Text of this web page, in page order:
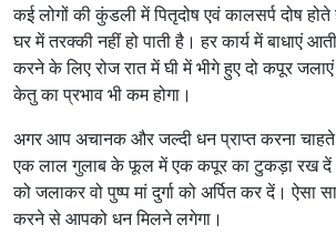
कई लोगों की कुंडली में पितृदोष एवं कालसर्प दोष
घर में तरक्की नहीं हो पाती है। हर कार्य में बाधाएं
करने के लिए रोज रात में घी में भीगे हुए दो कपूर
केतु का प्रभाव भी कम होगा।
अगर आप अचानक और जल्दी धन प्राप्त करना
एक लाल गुलाब के फूल में एक कपूर का टुकड़ा रख
को जलाकर वो पुष्प मां दुर्गा को अर्पित कर दें। ऐसा
करने से आपको धन मिलने लगेगा।